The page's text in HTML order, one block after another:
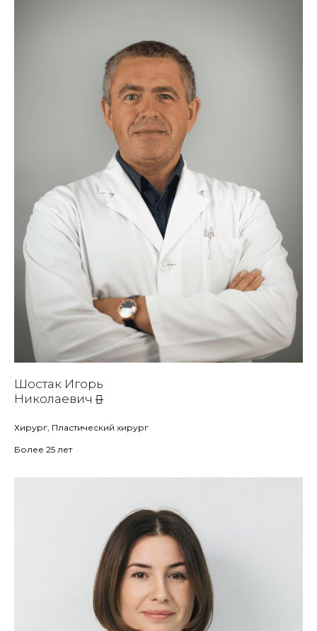
Шостак Игорь
Николаевич
Хирург, Пластический хирург
Более 25 лет